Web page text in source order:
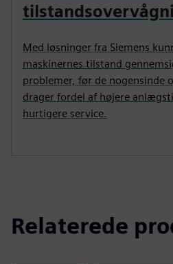
Med løsninger fra Siemens
maskinernes tilstand
problemer, før de nogensinde
drager fordel af højere
hurtigere service.
Relaterede